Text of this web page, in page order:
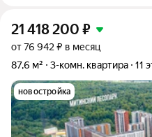
21 418 200 ₽
от 76 942 ₽ в месяц
87,6 м²
3-комн. квартира 11
новостройка